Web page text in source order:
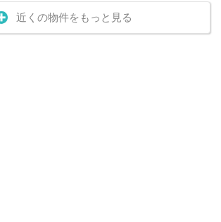
近くの物件をもっと見る